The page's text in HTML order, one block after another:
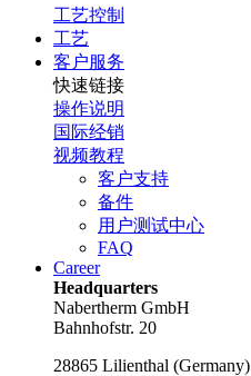
工艺控制
工艺
客户服务
快速链接
操作说明
国际经销
视频教程
客户支持
备件
用户测试中心
FAQ
Career
Headquarters
Nabertherm GmbH
Bahnhofstr. 20
28865 Lilienthal (Germany)